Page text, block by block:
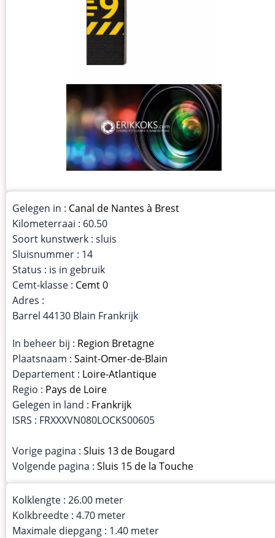
Gelegen in : Canal de Nantes à Brest
Kilometerraai : 60.50
Soort kunstwerk : sluis
Sluisnummer : 14
Status : is in gebruik
Cemt-klasse : Cemt 0
Adres :
Barrel 44130 Blain Frankrijk
In beheer bij : Region Bretagne
Plaatsnaam : Saint-Omer-de-Blain
Departement : Loire-Atlantique
Regio : Pays de Loire
Gelegen in land : Frankrijk
ISRS : FRXXXVN080LOCKS00605
Vorige pagina : Sluis 13 de Bougard
Volgende pagina : Sluis 15 de la Touche
Kolklengte : 26.00 meter
Kolkbreedte : 4.70 meter
Maximale diepgang : 1.40 meter